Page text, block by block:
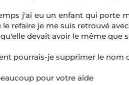
j'ai eu un enfant qui porte
le refaire je me suis retrouvé
devait avoir le même que
pourrais-je supprimer le nom
pour votre aide